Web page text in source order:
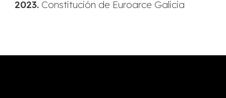
2023.Constitución de Euroarce Galicia